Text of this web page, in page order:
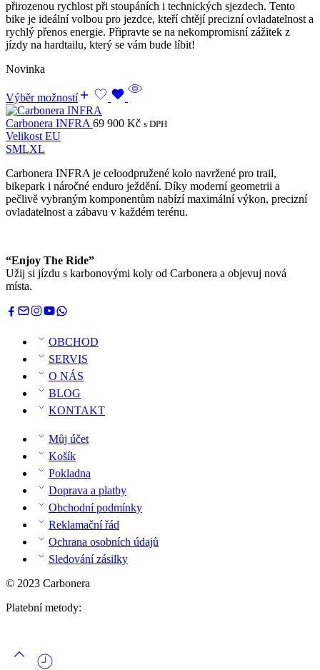
přirozenou rychlost při stoupáních i technických sjezdech. Tento
bike je ideální volbou pro jezdce, kteří chtějí precizní ovladatelnost a
rychlý přenos energie. Připravte se na nekompromisní zážitek z
jízdy na hardtailu, který se vám bude líbit!
Novinka
Výběr možností
Carbonera INFRA 69 900 Kč s DPH
Velikost EU
SMLXL
Carbonera INFRA je celoodpružené kolo navržené pro trail,
bikepark i náročné enduro ježdění. Díky moderní geometrii a
pečlivě vybraným komponentům nabízí maximální výkon, precizní
ovladatelnost a zábavu v každém terénu.
“Enjoy The Ride”
Užij si jízdu s karbonovými koly od Carbonera a objevuj nová
místa.
OBCHOD
SERVIS
O NÁS
BLOG
KONTAKT
Můj účet
Košík
Pokladna
Doprava a platby
Obchodní podmínky
Reklamační řád
Ochrana osobních údajů
Sledování zásilky
© 2023 Carbonera
Platební metody: